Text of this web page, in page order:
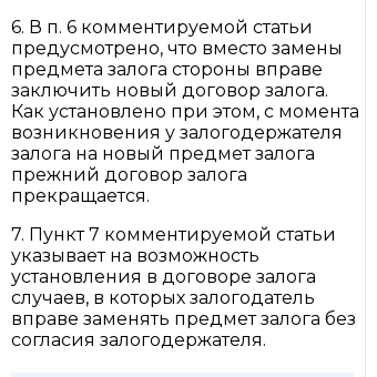
6. В п. 6 комментируемой статьи
предусмотрено, что вместо замены
предмета залога стороны вправе
заключить новый договор залога.
Как установлено при этом, с момента
возникновения у залогодержателя
залога на новый предмет залога
прежний договор залога
прекращается.
7. Пункт 7 комментируемой статьи
указывает на возможность
установления в договоре залога
случаев, в которых залогодатель
вправе заменять предмет залога без
согласия залогодержателя.